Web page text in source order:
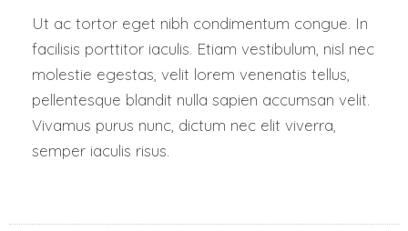
Ut ac tortor eget nibh condimentum congue. In
facilisis porttitor iaculis. Etiam vestibulum, nisl nec
molestie egestas, velit lorem venenatis tellus,
pellentesque blandit nulla sapien accumsan velit.
Vivamus purus nunc, dictum nec elit viverra,
semper iaculis risus.